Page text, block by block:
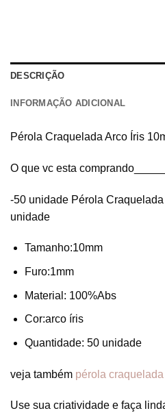
DESCRIÇÃO
INFORMAÇÃO ADICIONAL
Pérola Craquelada Arco Íris
O que vc esta
-50 unidade Pérola
unidade
Tamanho:10mm
Furo:1mm
Material: 100%Abs
Cor:arco íris
Quantidade: 50 unidade
veja também pérola
Use sua criatividade e faça